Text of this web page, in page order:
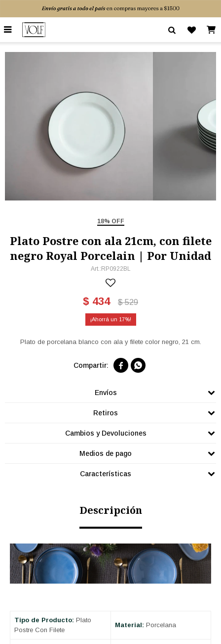

18% OFF
Plato Postre con ala 21cm, con filete
negro Royal Porcelain | Por Unidad
RP0922BL
$ 434 $ 529
17
Plato de porcelana blanco con ala y filete color negro, 21 cm.
 
Envíos
Retiros
Cambios y Devoluciones
Medios de pago
Características
Descripción
Tipo de Producto: Plato
Postre Con Filete
Material: Porcelana